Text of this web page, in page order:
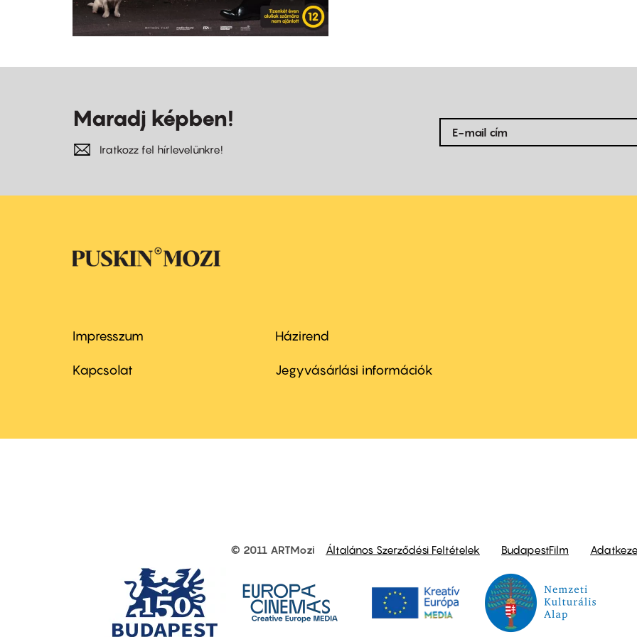
Maradj képben!
Iratkozz fel hírlevelünkre!
Footer
menu
Impresszum
Kapcsolat
Footer
menu
Házirend
Jegyvásárlási információk
other
© 2011 ARTMozi Általános Szerződési Feltételek BudapestFilm